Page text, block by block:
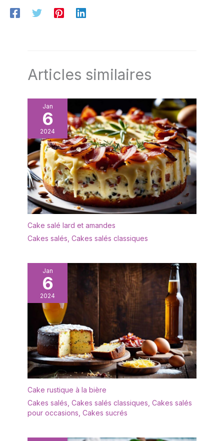
Articles similaires
Jan
6
2024
Cake salé lard et amandes
Cakes salés Cakes salés classiques
Jan
6
2024
Cake rustique à la bière
Cakes salés Cakes salés classiques Cakes salés
pour occasions Cakes sucrés